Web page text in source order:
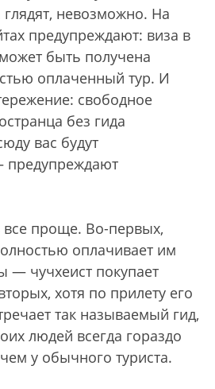
глядят, невозможно. На
предупреждают: виза в
быть получена
оплаченный тур. И
свободное
без гида
вас будут
предупреждают
все проще. Во-первых,
оплачивает им
— чучхеист покупает
хотя по прилету его
так называемый гид,
людей всегда гораздо
у обычного туриста.